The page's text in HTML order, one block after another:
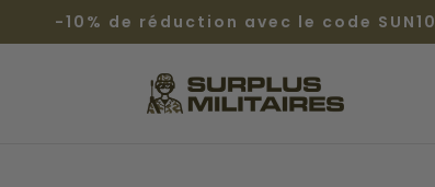
-10% de réduction avec le code SUN10
Surplus
Militaires®